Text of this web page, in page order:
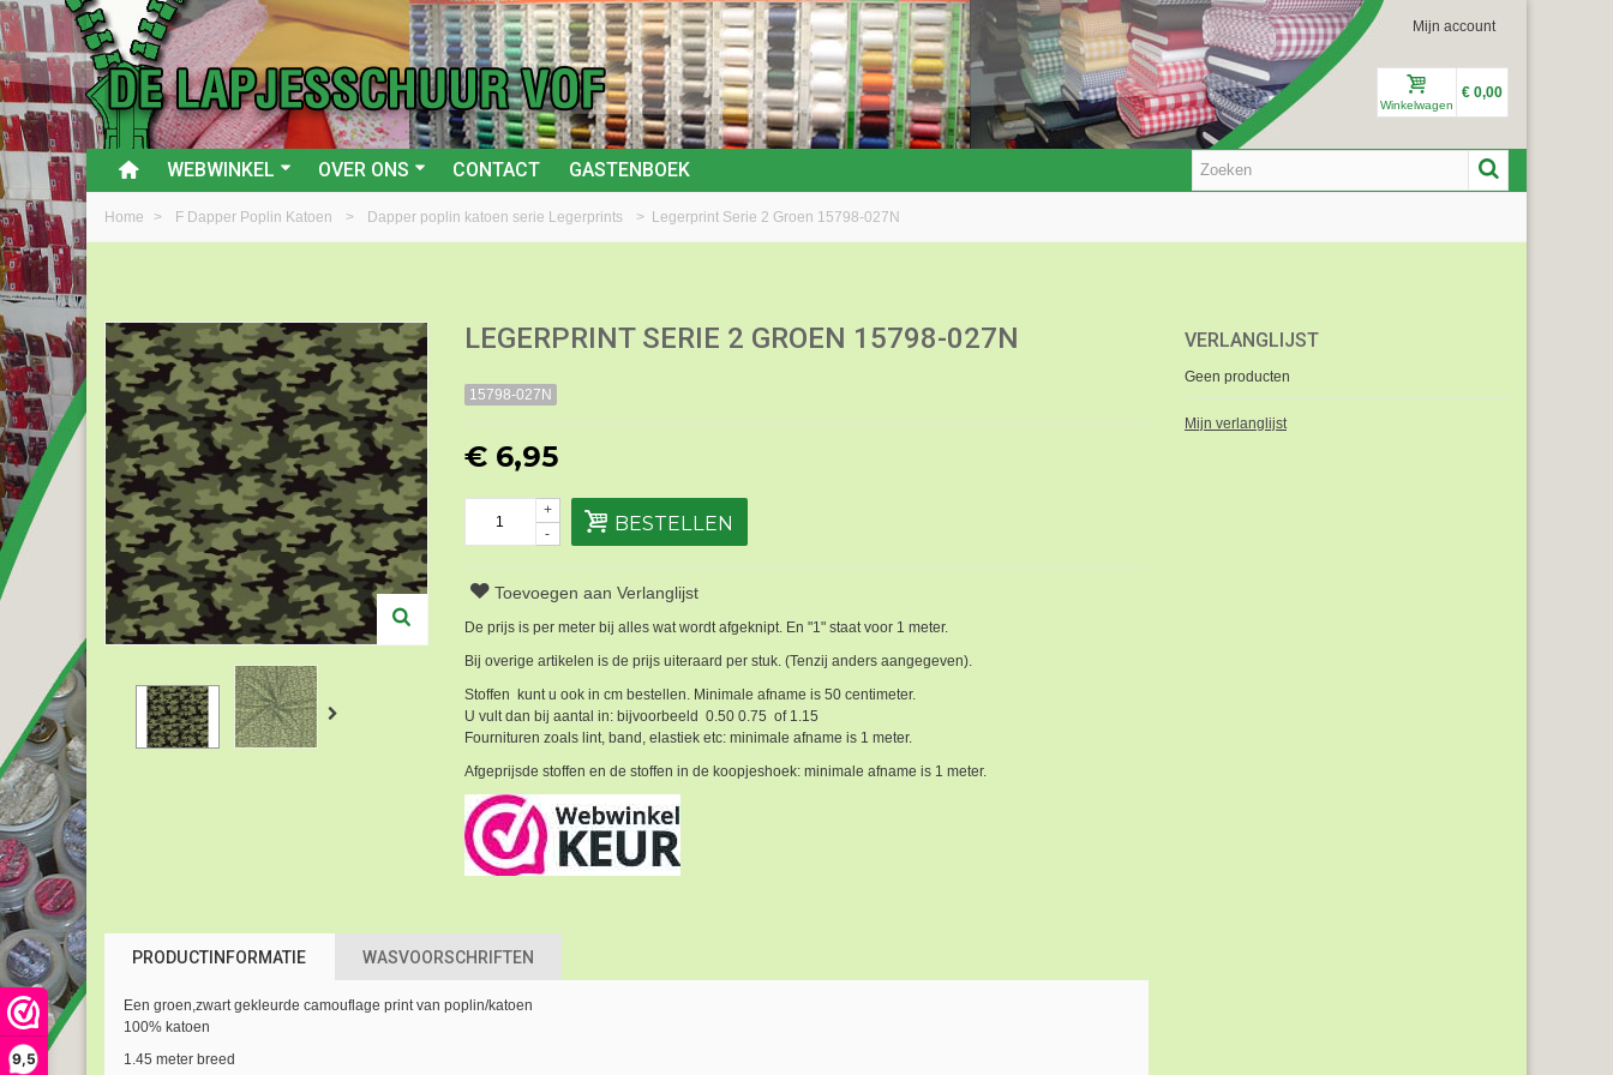
9,5
Mijn account
Winkelwagen
€ 0,00
WEBWINKEL OVER ONS CONTACT GASTENBOEK
Home > F Dapper Poplin Katoen > Dapper poplin katoen serie Legerprints > Legerprint Serie 2 Groen 15798-027N
LEGERPRINT SERIE 2 GROEN 15798-027N
15798-027N
€ 6,95
-
+
BESTELLEN
Toevoegen aan Verlanglijst
De prijs is per meter bij alles wat wordt afgeknipt. En "1" staat voor 1 meter.
Bij overige artikelen is de prijs uiteraard per stuk. (Tenzij anders aangegeven).
Stoffen kunt u ook in cm bestellen. Minimale afname is 50 centimeter.
U vult dan bij aantal in: bijvoorbeeld 0.50 0.75 of 1.15
Fournituren zoals lint, band, elastiek etc: minimale afname is 1 meter.
Afgeprijsde stoffen en de stoffen in de koopjeshoek: minimale afname is 1 meter.
PRODUCTINFORMATIE WASVOORSCHRIFTEN
Een groen,zwart gekleurde camouflage print van poplin/katoen
100% katoen
1.45 meter breed
VERLANGLIJST
Geen producten
Mijn verlanglijst